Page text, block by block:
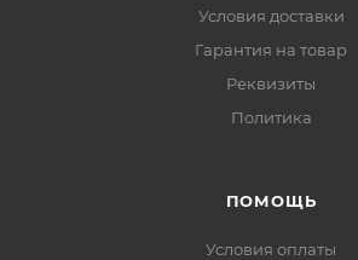
Условия доставки
Гарантия на товар
Реквизиты
Политика
ПОМОЩЬ
Условия оплаты